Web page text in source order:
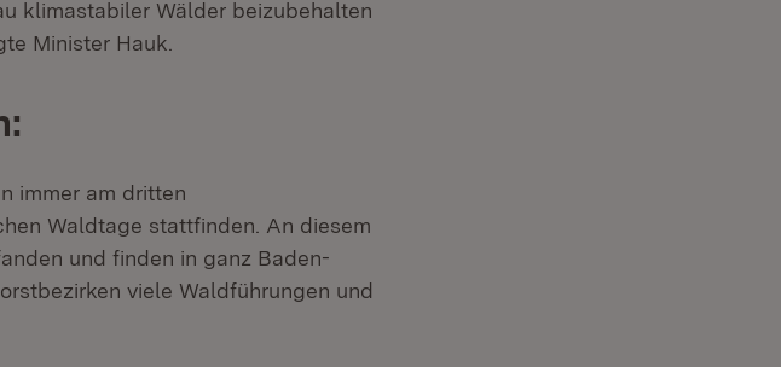
klimastabiler Wälder beizubehalten
Minister Hauk.
immer am dritten
Waldtage stattfinden. An diesem
und finden in ganz Baden-
viele Waldführungen und